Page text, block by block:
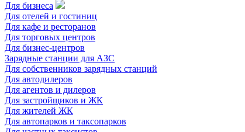
Для бизнеса
Для отелей и гостиниц
Для кафе и ресторанов
Для торговых центров
Для бизнес-центров
Зарядные станции для АЗС
Для собственников зарядных станций
Для автодилеров
Для агентов и дилеров
Для застройщиков и ЖК
Для жителей ЖК
Для автопарков и таксопарков